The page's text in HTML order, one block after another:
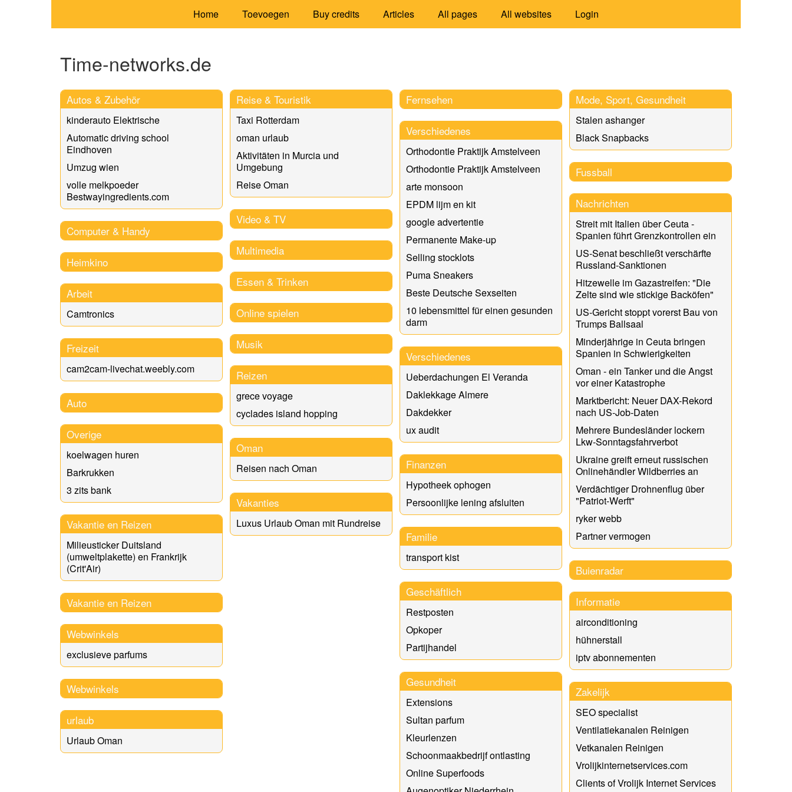
Home Toevoegen Buy credits Articles All pages All websites Login
Time-networks.de
Autos & Zubehör
kinderauto Elektrische
Automatic driving school
Eindhoven
Umzug wien
volle melkpoeder
Bestwayingredients.com
Computer & Handy
Heimkino
Arbeit
Camtronics
Freizeit
cam2cam-livechat.weebly.com
Auto
Overige
koelwagen huren
Barkrukken
3 zits bank
Vakantie en Reizen
Milieusticker Duitsland
(umweltplakette) en Frankrijk
(Crit'Air)
Vakantie en Reizen
Webwinkels
exclusieve parfums
Webwinkels
urlaub
Urlaub Oman
Reise & Touristik
Taxi Rotterdam
oman urlaub
Aktivitäten in Murcia und
Umgebung
Reise Oman
Video & TV
Multimedia
Essen & Trinken
Online spielen
Musik
Reizen
grece voyage
cyclades island hopping
Oman
Reisen nach Oman
Vakanties
Luxus Urlaub Oman mit Rundreise
Fernsehen
Verschiedenes
Orthodontie Praktijk Amstelveen
Orthodontie Praktijk Amstelveen
arte monsoon
EPDM lijm en kit
google advertentie
Permanente Make-up
Selling stocklots
Puma Sneakers
Beste Deutsche Sexseiten
10 lebensmittel für einen gesunden
darm
Verschiedenes
Ueberdachungen El Veranda
Daklekkage Almere
Dakdekker
ux audit
Finanzen
Hypotheek ophogen
Persoonlijke lening afsluiten
Familie
transport kist
Geschäftlich
Restposten
Opkoper
Partijhandel
Gesundheit
Extensions
Sultan parfum
Kleurlenzen
Schoonmaakbedrijf ontlasting
Online Superfoods
Mode, Sport, Gesundheit
Stalen ashanger
Black Snapbacks
Fussball
Nachrichten
Streit mit Italien über Ceuta -
Spanien führt Grenzkontrollen ein
US-Senat beschließt verschärfte
Russland-Sanktionen
Hitzewelle im Gazastreifen: "Die
Zelte sind wie stickige Backöfen"
US-Gericht stoppt vorerst Bau von
Trumps Ballsaal
Minderjährige in Ceuta bringen
Spanien in Schwierigkeiten
Oman - ein Tanker und die Angst
vor einer Katastrophe
Marktbericht: Neuer DAX-Rekord
nach US-Job-Daten
Mehrere Bundesländer lockern
Lkw-Sonntagsfahrverbot
Ukraine greift erneut russischen
Onlinehändler Wildberries an
Verdächtiger Drohnenflug über
"Patriot-Werft"
ryker webb
Partner vermogen
Buienradar
Informatie
airconditioning
hühnerstall
iptv abonnementen
Zakelijk
SEO specialist
Ventilatiekanalen Reinigen
Vetkanalen Reinigen
Vrolijkinternetservices.com
Clients of Vrolijk Internet Services